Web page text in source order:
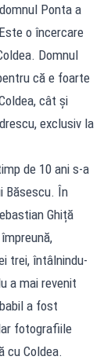
Ponta a
o încercare
Domnul
că e foarte
cât și
exclusiv la
de 10 ani s-a
Băsescu. În
Ghiță
trei, întâlnindu-
a mai revenit
a fost
fotografiile
cu Coldea.